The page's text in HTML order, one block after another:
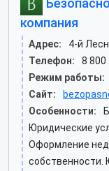
компания
Адрес:
4-й
Телефон:
8 800
Режим работы:
Сайт:
Особенности:
Юридические
Оформление
собственности.